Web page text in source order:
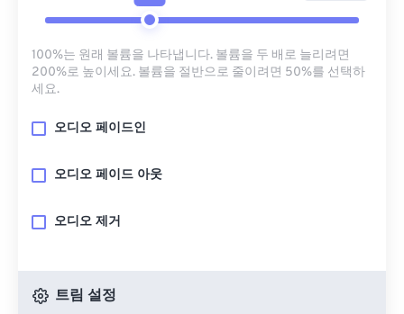
100%는 원래 볼륨을 나타냅니다. 볼륨을 두 배로 늘리려면
200%로 높이세요. 볼륨을 절반으로 줄이려면 50%를 선택하
세요.
오디오 페이드인
오디오 페이드 아웃
오디오 제거
트림 설정